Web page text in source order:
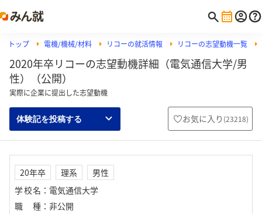
トップ 電機/機械/材料 リコーの就活情報 リコーの志望動機一覧
2020年卒リコーの志望動機詳細（電気通信大学/男
性）（公開）
実際に企業に提出した志望動機
体験記を投稿する お気に入り (23218)
20年卒 理系
男性
学校名 ： 電気通信大学
職種 ： 非公開